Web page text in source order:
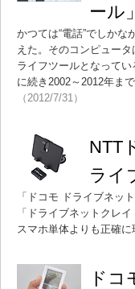
ール
かつては“電話”でしか
えた。そのコンピュー
ライフツールとなって
に続き2002～2012年ま
（2012/7/31）
NTT
ライ
「ドコモ ドライブネッ
「ドライブネットクレ
スマホ単体よりも正確に
ドコ